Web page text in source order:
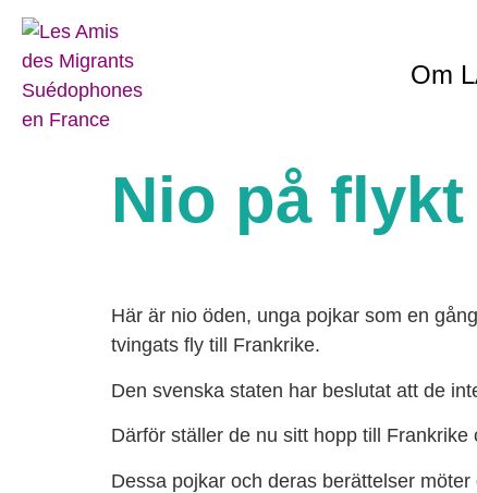
Om
Nio på
Här är nio öden, unga pojkar som en
tvingats fly till Frankrike.
Den svenska staten har beslutat att de
Därför ställer de nu sitt hopp till
Dessa pojkar och deras berättelser